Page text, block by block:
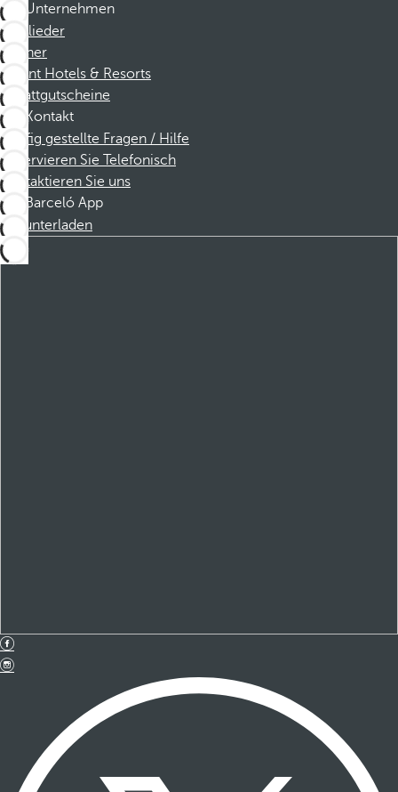
Unternehmen
Mitglieder
Partner
Dorint Hotels & Resorts
Rabattgutscheine
Kontakt
Häufig gestellte Fragen / Hilfe
Reservieren Sie Telefonisch
Kontaktieren Sie uns
Barceló App
Herunterladen